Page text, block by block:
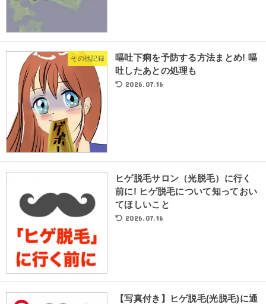
その他記録
嘔吐下痢を予防する方法まとめ! 嘔
吐したあとの処理も
2026.07.16
ヒゲ脱毛サロン（光脱毛）に行く
前に! ヒゲ脱毛について知っておい
てほしいこと
2026.07.16
【写真付き】ヒゲ脱毛(光脱毛)に通